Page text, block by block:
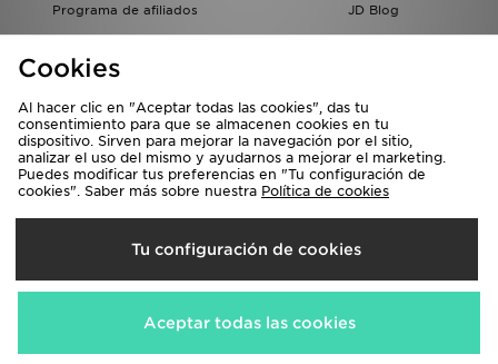
Programa de afiliados
JD Blog
del grupo JD - Whistleblowing
Selecciona País
España
Aceptamos las siguientes formas de pago
Cookies
Al hacer clic en "Aceptar todas las cookies", das tu
consentimiento para que se almacenen cookies en tu
dispositivo. Sirven para mejorar la navegación por el sitio,
analizar el uso del mismo y ayudarnos a mejorar el marketing.
Puedes modificar tus preferencias en "Tu configuración de
cookies". Saber más sobre nuestra Política de cookies
Tu configuración de cookies
Aceptar todas las cookies